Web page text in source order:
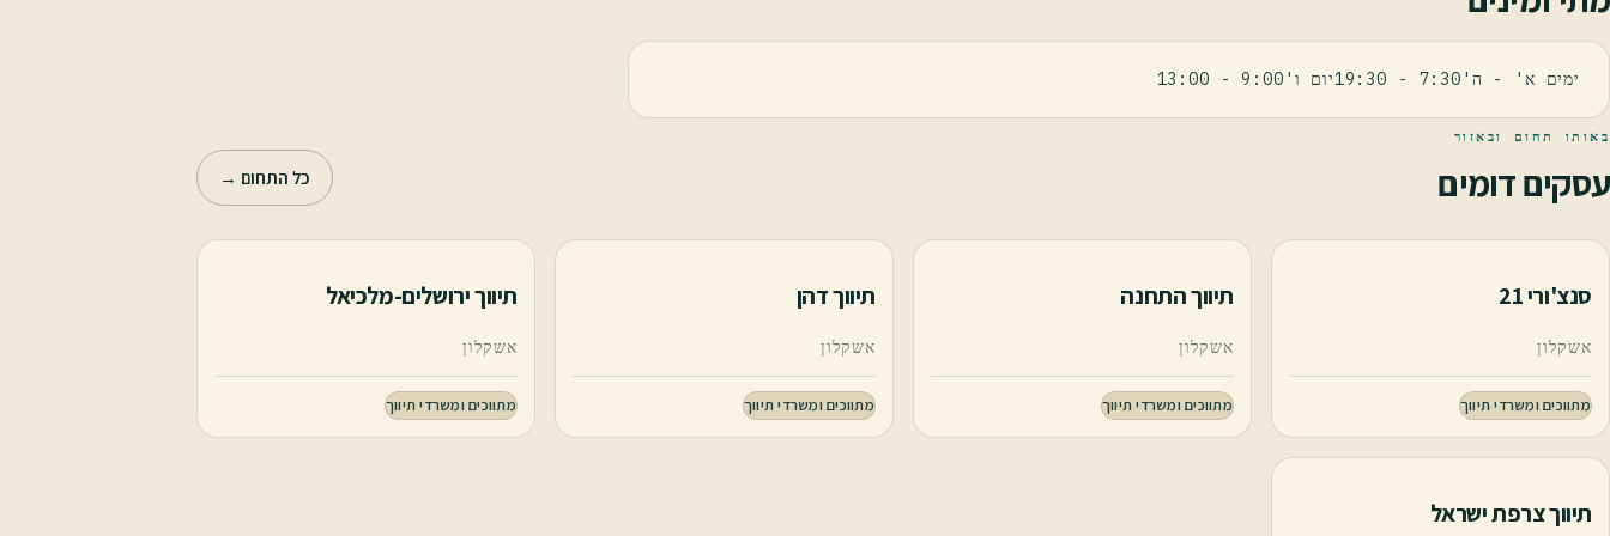
ימים א' - ה'7:30 - 19:30יום ו'9:00 - 13:00
באותו תחום ובאזור
עסקים דומים כל התחום →
סנצ'ורי 21
אשקלון
מתווכים ומשרדי תיווך
תיווך התחנה
אשקלון
מתווכים ומשרדי תיווך
תיווך דהן
אשקלון
מתווכים ומשרדי תיווך
תיווך ירושלים-מלכיאל
אשקלון
מתווכים ומשרדי תיווך
תיווך צרפת ישראל